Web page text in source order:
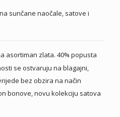
sunčane naočale, satove i
asortiman zlata. 40% popusta
se ostvaruju na blagajni,
bez obzira na način
bonove, novu kolekciju satova